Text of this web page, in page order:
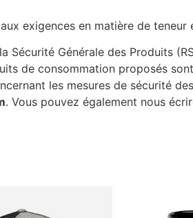
exigences en matière de
Sécurité Générale des Produits
de consommation proposés
les mesures de sécurité
. Vous pouvez également nous